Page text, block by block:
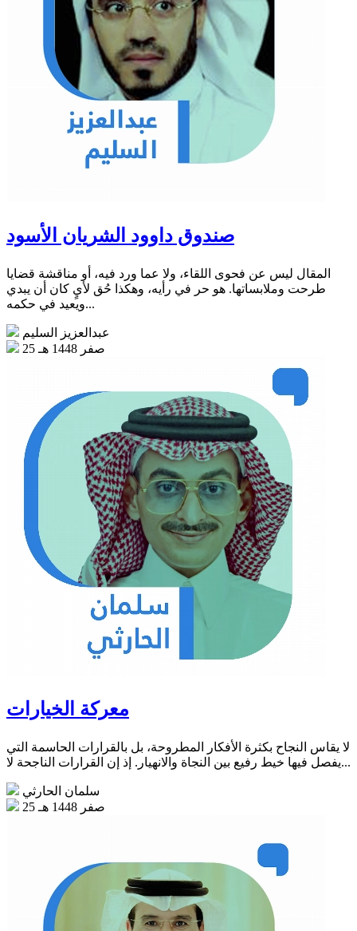
صندوق داوود الشريان الأسود
المقال ليس عن فحوى اللقاء، ولا عما ورد فيه، أو مناقشة قضايا
طرحت وملابساتها. هو حر في رأيه، وهكذا حُق لأيٍ كان أن يبدي
ويعيد في حكمه...
عبدالعزيز السليم
25 صفر 1448 هـ
معركة الخيارات
لا يقاس النجاح بكثرة الأفكار المطروحة، بل بالقرارات الحاسمة التي
يفصل فيها خيط رفيع بين النجاة والانهيار. إذ إن القرارات الناجحة لا...
سلمان الحارثي
25 صفر 1448 هـ